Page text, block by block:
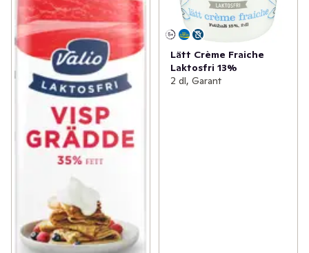
Lätt Crème Fraiche
Laktosfri 13%
2 dl, Garant